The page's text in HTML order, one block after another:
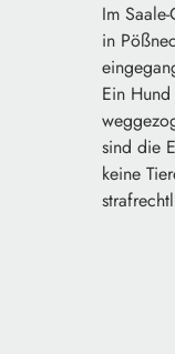
Im
in
Ein
sind die
keine